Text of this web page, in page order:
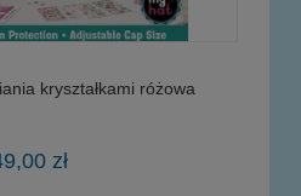
kryształkami różowa
zł